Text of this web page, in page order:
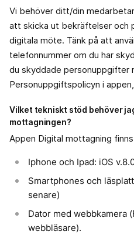
Vi behöver ditt/din
att skicka ut bekräftelser och
digitala möte. Tänk på att
telefonnummer om du har
du skyddade personuppgifter
Personuppgiftspolicyn i
Vilket tekniskt stöd behöver
mottagningen?
Appen Digital mottagning
Iphone och Ipad: iOS
Smartphones och
senare)
Dator med webbkamera
webbläsare).